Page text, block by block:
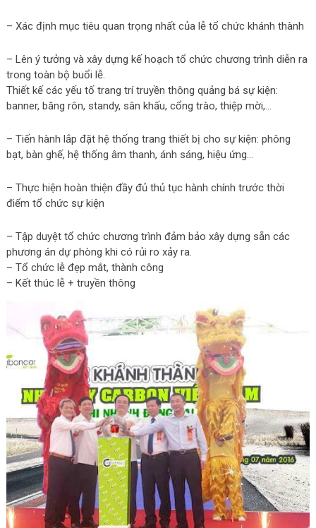
– Xác định mục tiêu quan trọng nhất của lễ tổ chức khánh thành
– Lên ý tưởng và xây dựng kế hoạch tổ chức chương trình diễn ra
trong toàn bộ buổi lễ.
Thiết kế các yếu tố trang trí truyền thông quảng bá sự kiện:
banner, băng rôn, standy, sân khấu, cổng trào, thiệp mời,…
– Tiến hành lắp đặt hệ thống trang thiết bị cho sự kiện: phông
bạt, bàn ghế, hệ thống âm thanh, ánh sáng, hiệu ứng…
– Thực hiện hoàn thiện đầy đủ thủ tục hành chính trước thời
điểm tổ chức sự kiện
– Tập duyệt tổ chức chương trình đảm bảo xây dựng sẵn các
phương án dự phòng khi có rủi ro xảy ra.
– Tổ chức lễ đẹp mắt, thành công
– Kết thúc lễ + truyền thông